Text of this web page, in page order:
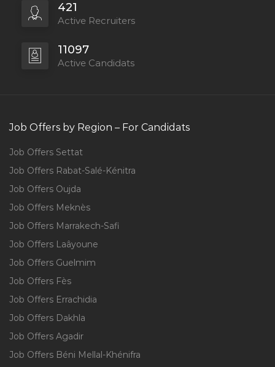
421
Active Recruiters
11097
Active Candidats
Job Offers by Region – For Candidats
Job Offers Settat
Job Offers Rabat-Salé-Kénitra
Job Offers Oujda
Job Offers Meknès
Job Offers Marrakech-Safi
Job Offers Laâyoune
Job Offers Guelmim
Job Offers Fès
Job Offers Errachidia
Job Offers Dakhla
Job Offers Agadir
Job Offers Béni Mellal-Khénifra